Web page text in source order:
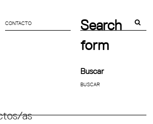
CONTACTO
Search
form
Buscar
as